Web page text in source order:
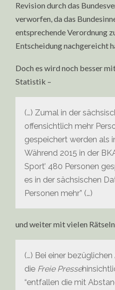
Revision durch das
verworfen, da das
entsprechende Verordnung
Entscheidung nachgereicht
Doch es wird noch besser
Statistik –
(…) Zumal in der
offensichtlich mehr
gespeichert werden als
Während 2015 in der
Sport’ 480 Personen
es in der sächsischen
Personen mehr” (…)
und weiter mit vielen
(…) Bei einer
die Freie Presse
“entfallen die mit